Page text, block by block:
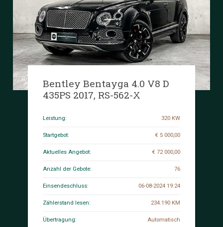
Bentley Bentayga 4.0 V8 D
435PS 2017, RS-562-X
Leistung: 320 KW
Startgebot: € 5 000,00
Aktuelles Angebot: € 72 000,00
Anzahl der Gebote: 76
Einsendeschluss: 06-08-2024 19:24
Zählerstand lesen: 234.190 KM
Übertragung: Automatisch